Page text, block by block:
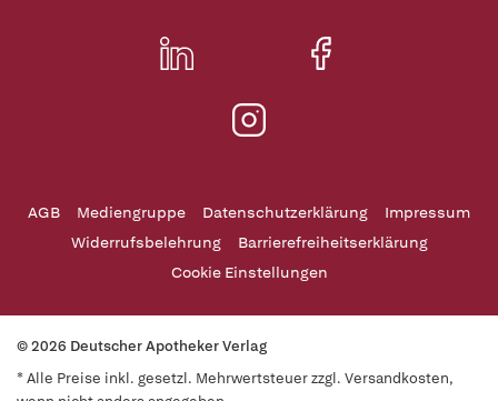
AGB Mediengruppe Datenschutzerklärung
Impressum
Widerrufsbelehrung
Barrierefreiheitserklärung
Cookie Einstellungen
© 2026 Deutscher Apotheker Verlag
* Alle Preise inkl. gesetzl. Mehrwertsteuer zzgl. Versandkosten,